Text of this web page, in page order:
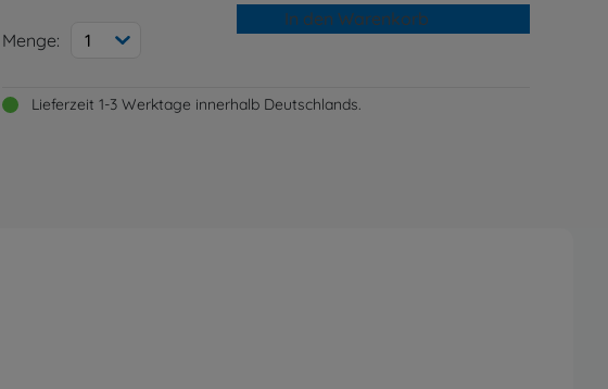
Menge: 1
In den Warenkorb
Lieferzeit 1-3 Werktage innerhalb Deutschlands.